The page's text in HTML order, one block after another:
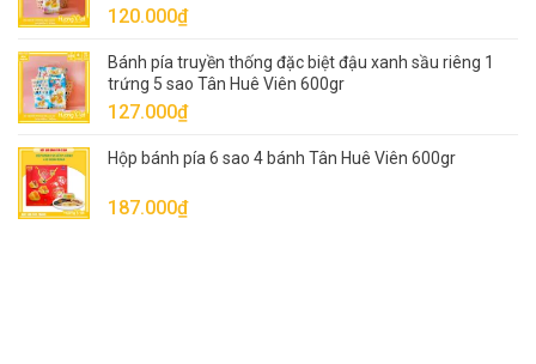
120.000₫
Bánh pía truyền thống đặc biệt đậu xanh sầu riêng 1
trứng 5 sao Tân Huê Viên 600gr
127.000₫
Hộp bánh pía 6 sao 4 bánh Tân Huê Viên 600gr
187.000₫